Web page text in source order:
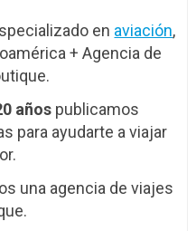
en aviación,
+ Agencia de
años publicamos
para ayudarte a viajar
una agencia de viajes